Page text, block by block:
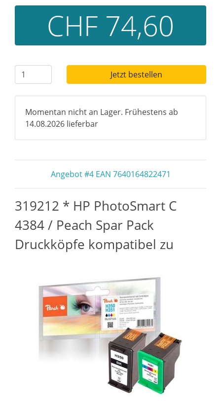
CHF 74,60
Jetzt bestellen
Momentan nicht an Lager. Frühestens ab
14.08.2026 lieferbar
Angebot #4 EAN 7640164822471
319212 * HP PhotoSmart C
4384 / Peach Spar Pack
Druckköpfe kompatibel zu